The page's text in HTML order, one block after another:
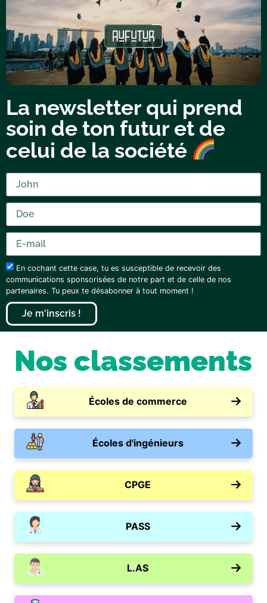
La newsletter qui prend
soin de ton futur et de
celui de la société
En cochant cette case, tu es susceptible de recevoir des
communications sponsorisées de notre part et de celle de nos
partenaires. Tu peux te désabonner à tout moment !
Je m'inscris !
Nos classements
Écoles de commerce
Écoles d'ingénieurs
CPGE
PASS
L.AS